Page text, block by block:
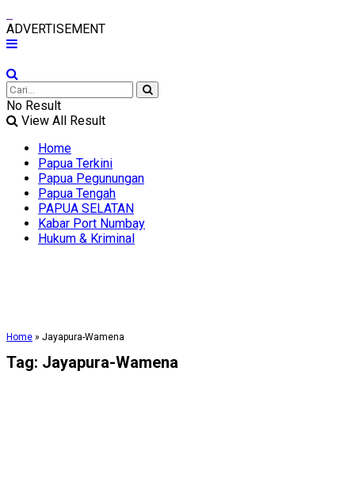
ADVERTISEMENT
No Result
View All Result
Home
Papua Terkini
Papua Pegunungan
Papua Tengah
PAPUA SELATAN
Kabar Port Numbay
Hukum & Kriminal
Home » Jayapura-Wamena
Tag: Jayapura-Wamena